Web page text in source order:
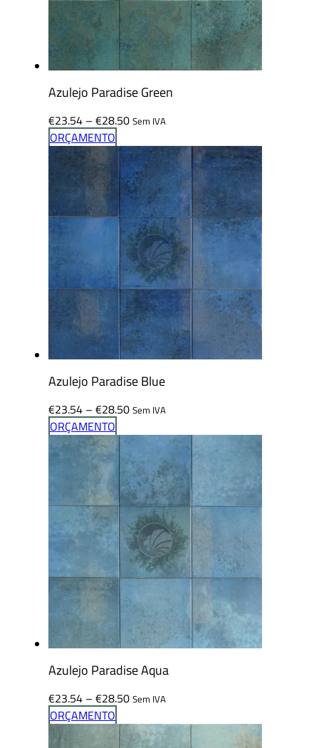
Azulejo Paradise Green
€23.54 – €28.50Price
€23.54
through
€28.50
Sem IVA
ORÇAMENTO
Azulejo Paradise Blue
€23.54 – €28.50Price
through
€28.50
Sem IVA
ORÇAMENTO
Azulejo Paradise Aqua
€23.54 – €28.50Price
€23.54
Sem IVA
ORÇAMENTO